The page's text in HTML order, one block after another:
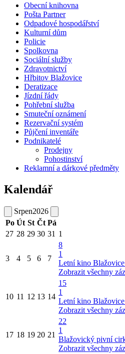
Obecní knihovna
Pošta Partner
Odpadové hospodářství
Kulturní dům
Policie
Spolkovna
Sociální služby
Zdravotnictví
Hřbitov Blažovice
Deratizace
Jízdní řády
Pohřební služba
Smuteční oznámení
Rezervační systém
Půjčení inventáře
Podnikatelé
Prodejny
Pohostinství
Reklamní a dárkové předměty
Kalendář
Srpen2026
Po Út St Čt Pá
27 28 29 30 31 1
3 4 5 6 7
8
1
Letní kino
Zobrazit všechny
10 11 12 13 14
15
1
Letní kino Blažovice
Zobrazit všechny
17 18 19 20 21
22
1
Blažovický pivní
Zobrazit všechny